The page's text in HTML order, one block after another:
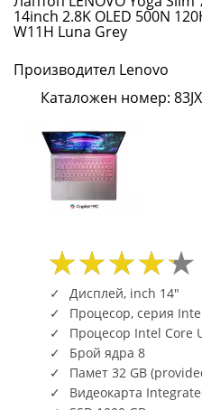
7
258V
14inch
2.8K
OLED
500N
120Hz
32GB
DDR5
1TB
PCIe
14inch 2.8K OLED 500N
W11H Luna Grey
Производител Lenovo
Каталожен номер:
Дисплей, inch 14"
Процесор, серия
Процесор Intel Core
Брой ядра 8
Памет 32 GB
Видеокарта